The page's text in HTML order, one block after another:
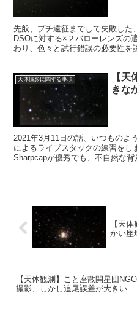
先般、プチ遠征までして失敗した
DSOに対する×２バローレンズの
わり、色々と試行錯誤の必要性を
天体撮影に関する事項
【
きな
2021年3月11日の話、いつものよ
によるライブスタックの練習をし
Sharpcapが優秀でも、不自然な背
【天
かい座
【天体観測】こと座散開星団
撮影、しかし追尾誤差が大きい